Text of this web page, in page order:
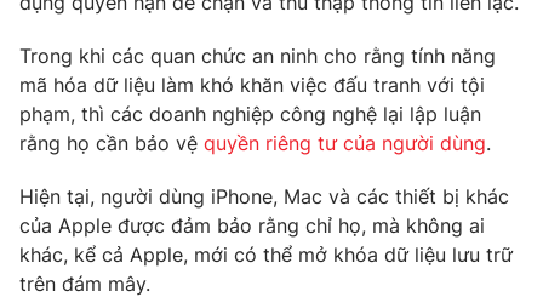
VTV Money VTV Thể thao
VTV Sức khoẻ Bất động sản
Thị trường 24h Tấm lòng Việt
VTV4 Vươn mình bằng AI
Trong khi các quan chức an ninh cho rằng tính năng
mã hóa dữ liệu làm khó khăn việc đấu tranh với tội
phạm, thì các doanh nghiệp công nghệ lại lập luận
rằng họ cần bảo vệ quyền riêng tư của người dùng.
Hiện tại, người dùng iPhone, Mac và các thiết bị khác
của Apple được đảm bảo rằng chỉ họ, mà không ai
khác, kể cả Apple, mới có thể mở khóa dữ liệu lưu trữ
trên đám mây.